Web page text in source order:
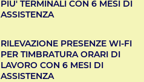
PIU' TERMINALI CON 6 MESI DI
ASSISTENZA
RILEVAZIONE PRESENZE WI-FI
PER TIMBRATURA ORARI DI
LAVORO CON 6 MESI DI
ASSISTENZA